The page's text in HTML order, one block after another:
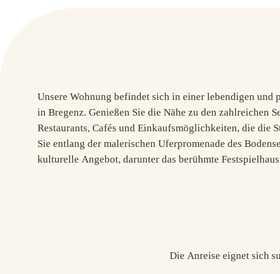
Unsere Wohnung befindet sich in einer lebendigen und
in Bregenz. Genießen Sie die Nähe zu den zahlreichen
Restaurants, Cafés und Einkaufsmöglichkeiten, die die
Sie entlang der malerischen Uferpromenade des
kulturelle Angebot, darunter das berühmte
Bregenz. Mit einer Vielzahl von Freizeitaktivitäten und
ist Bregenz eine Stadt, die für jeden etwas zu bieten hat.
Bregenz direkt vor Ihrer Haustür während Ihres
Die Anreise eignet sich